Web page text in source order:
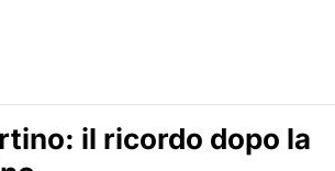
il ricordo dopo la